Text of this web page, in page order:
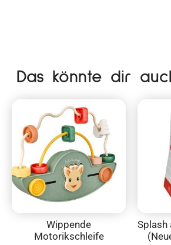
Das könnte dir
Wippende
Motorikschleife
Splash